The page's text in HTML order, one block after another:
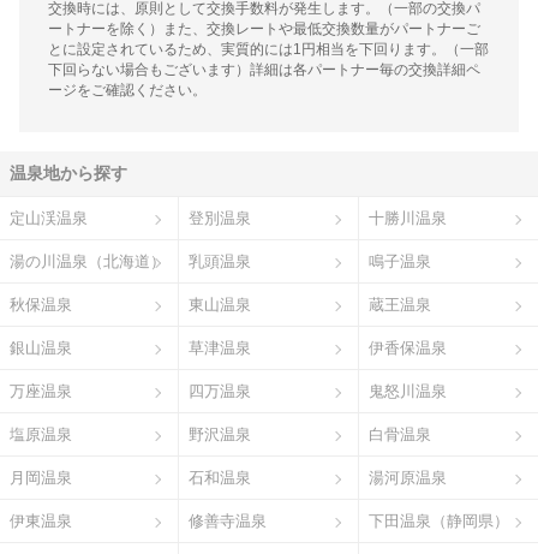
交換時には、原則として交換手数料が発生します。（一部の交換パ
ートナーを除く）また、交換レートや最低交換数量がパートナーご
とに設定されているため、実質的には1円相当を下回ります。（一部
下回らない場合もございます）詳細は各パートナー毎の交換詳細ペ
ージをご確認ください。
温泉地から探す
定山渓温泉 登別温泉 十勝川温泉
湯の川温泉（北海道） 乳頭温泉 鳴子温泉
秋保温泉 東山温泉 蔵王温泉
銀山温泉 草津温泉 伊香保温泉
万座温泉 四万温泉 鬼怒川温泉
塩原温泉 野沢温泉 白骨温泉
月岡温泉 石和温泉 湯河原温泉
伊東温泉 修善寺温泉 下田温泉（静岡県）